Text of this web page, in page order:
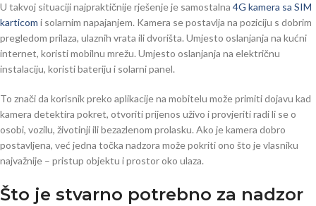
U takvoj situaciji najpraktičnije rješenje je samostalna 4G kamera sa SIM
karticom i solarnim napajanjem. Kamera se postavlja na poziciju s dobrim
pregledom prilaza, ulaznih vrata ili dvorišta. Umjesto oslanjanja na kućni
internet, koristi mobilnu mrežu. Umjesto oslanjanja na električnu
instalaciju, koristi bateriju i solarni panel.
To znači da korisnik preko aplikacije na mobitelu može primiti dojavu kad
kamera detektira pokret, otvoriti prijenos uživo i provjeriti radi li se o
osobi, vozilu, životinji ili bezazlenom prolasku. Ako je kamera dobro
postavljena, već jedna točka nadzora može pokriti ono što je vlasniku
najvažnije – pristup objektu i prostor oko ulaza.
Što je stvarno potrebno za nadzor